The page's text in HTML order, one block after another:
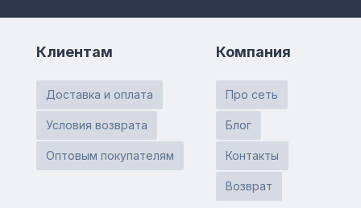
Клиентам
Доставка и оплата
Условия возврата
Оптовым покупателям
Компания
Про сеть
Блог
Контакты
Возврат